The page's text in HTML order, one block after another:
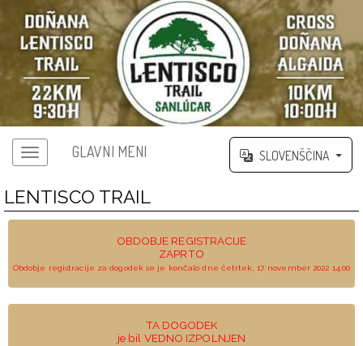
GLAVNI MENI SLOVENŠČINA
LENTISCO TRAIL
OBDOBJE REGISTRACIJE
ZAPRTO
Obdobje registracije za dogodek se je končalo dne četrtek, 17. november 2022 14:00
TA DOGODEK
je bil VEDNO IZPOLNJEN